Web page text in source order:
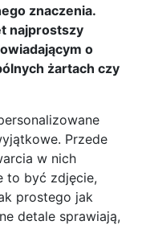
znaczenia.
najprostszy
o
żartach czy
Przede
w nich
to być zdjęcie,
prostego jak
detale sprawiają,